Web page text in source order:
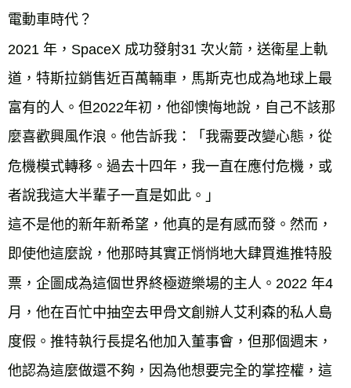
電動車時代？
2021 年，SpaceX 成功發射31 次火箭，送衛星上軌
道，特斯拉銷售近百萬輛車，馬斯克也成為地球上最
富有的人。但2022年初，他卻懊悔地說，自己不該那
麼喜歡興風作浪。他告訴我：「我需要改變心態，從
危機模式轉移。過去十四年，我一直在應付危機，或
者說我這大半輩子一直是如此。」
這不是他的新年新希望，他真的是有感而發。然而，
即使他這麼說，他那時其實正悄悄地大肆買進推特股
票，企圖成為這個世界終極遊樂場的主人。2022 年4
月，他在百忙中抽空去甲骨文創辦人艾利森的私人島
度假。推特執行長提名他加入董事會，但那個週末，
他認為這麼做還不夠，因為他想要完全的掌控權，這